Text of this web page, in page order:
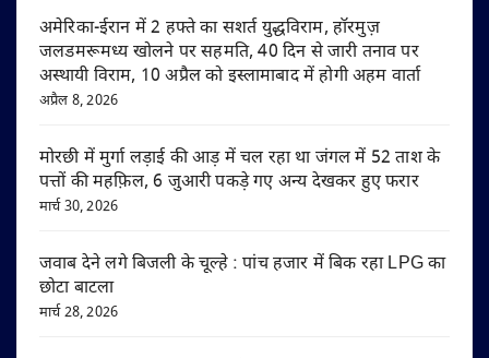
अमेरिका-ईरान में 2 हफ्ते का सशर्त युद्धविराम, हॉरमुज़
जलडमरूमध्य खोलने पर सहमति, 40 दिन से जारी तनाव पर
अस्थायी विराम, 10 अप्रैल को इस्लामाबाद में होगी अहम वार्ता
अप्रैल 8, 2026
मोरछी में मुर्गा लड़ाई की आड़ में चल रहा था जंगल में 52 ताश के
पत्तों की महफ़िल, 6 जुआरी पकड़े गए अन्य देखकर हुए फरार
मार्च 30, 2026
जवाब देने लगे बिजली के चूल्हे : पांच हजार में बिक रहा LPG का
छोटा बाटला
मार्च 28, 2026